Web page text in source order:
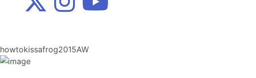
howtokissafrog2015AW